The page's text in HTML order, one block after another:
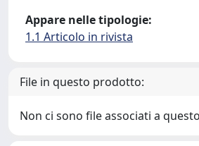
Appare nelle tipologie:
1.1 Articolo in rivista
File in questo prodotto:
Non ci sono file associati a